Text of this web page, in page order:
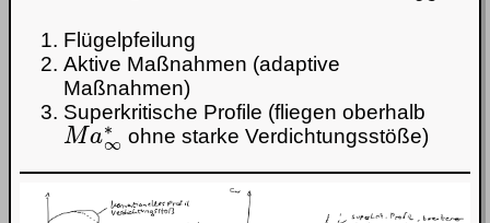
Flügelpfeilung
Aktive Maßnahmen (adaptive
Maßnahmen)
Superkritische Profile (fliegen oberhalb
Ma∞∗
ohne starke Verdichtungsstöße)